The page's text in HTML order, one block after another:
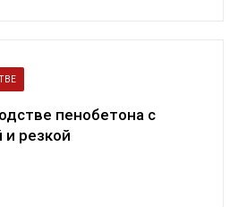
пенобетона с
и резкой